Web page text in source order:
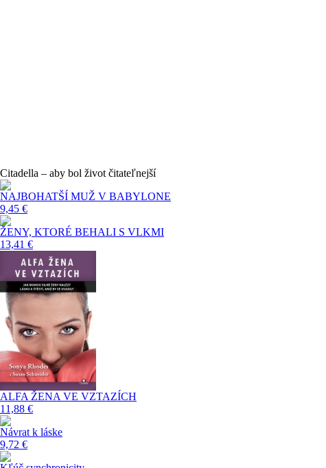
Citadella – aby bol život čitateľnejší
NAJBOHATŠÍ MUŽ V BABYLONE
9,45 €
ŽENY, KTORÉ BEHALI S VLKMI
13,41 €
ALFA ŽENA VE VZTAZÍCH
11,88 €
Návrat k láske
9,72 €